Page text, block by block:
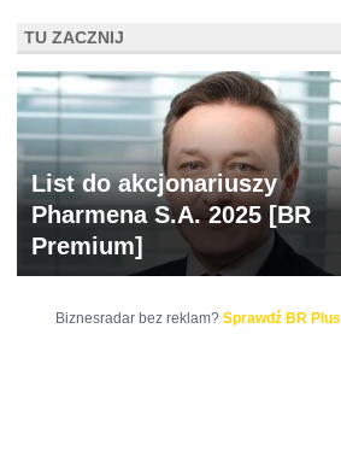
TU ZACZNIJ
List do akcjonariuszy
Pharmena S.A. 2025 [BR
Premium]
Biznesradar bez reklam? Sprawdź BR Plus